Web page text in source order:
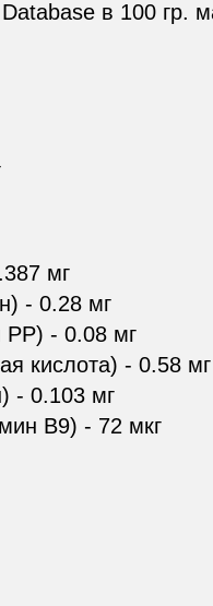
в 100 гр.
мг
- 0.28 мг
РР) - 0.08 мг
кислота) - 0.58 мг
- 0.103 мг
В9) - 72 мкг